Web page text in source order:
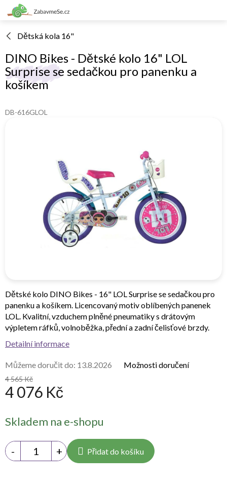
Přejít
na
Dětská kola 16"
DINO Bikes - Dětské kolo 16" LOL
Surprise se sedačkou pro panenku a
košíkem
DB-616GLOL
4 565 Kč
4 076 Kč
cena:
Skladem na e-shopu
Můžeme doručit do: 13.8.2026 Možnosti doručení
Přidat do košíku
Dětské kolo DINO Bikes - 16" LOL Surprise se sedačkou pro
panenku a košíkem. Licencovaný motiv oblíbených panenek
LOL. Kvalitní, vzduchem plněné pneumatiky s drátovým
výpletem ráfků, volnoběžka, přední a zadní čelisťové brzdy.
Detailní informace